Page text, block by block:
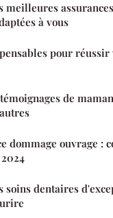
meilleures
à vous
pour réussir
de
dommage ouvrage :
soins dentaires